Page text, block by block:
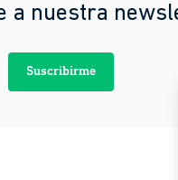
a nuestra
Suscribirme